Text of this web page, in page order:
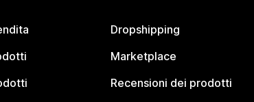
Dropshipping
Marketplace
Recensioni dei prodotti